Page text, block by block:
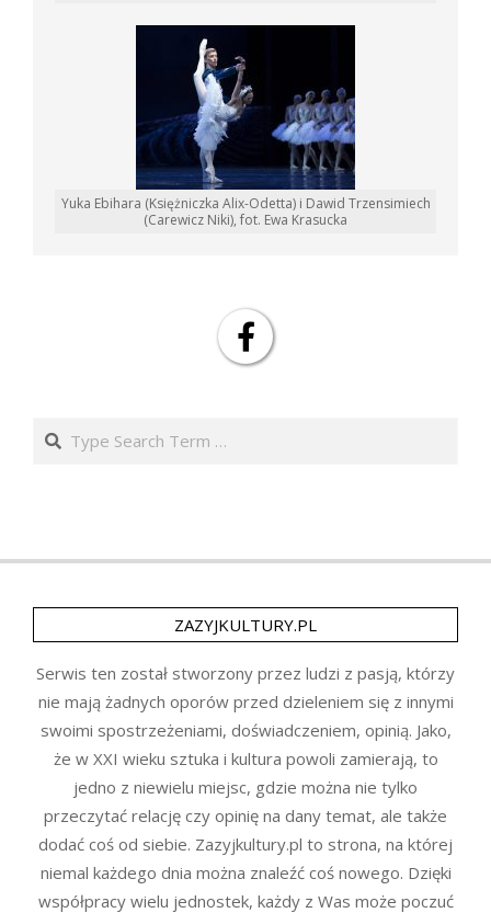
Yuka Ebihara (Księżniczka Alix-Odetta) i Dawid Trzensimiech
(Carewicz Niki), fot. Ewa Krasucka
Search
ZAZYJKULTURY.PL
Serwis ten został stworzony przez ludzi z pasją, którzy
nie mają żadnych oporów przed dzieleniem się z innymi
swoimi spostrzeżeniami, doświadczeniem, opinią. Jako,
że w XXI wieku sztuka i kultura powoli zamierają, to
jedno z niewielu miejsc, gdzie można nie tylko
przeczytać relację czy opinię na dany temat, ale także
dodać coś od siebie. Zazyjkultury.pl to strona, na której
niemal każdego dnia można znaleźć coś nowego. Dzięki
współpracy wielu jednostek, każdy z Was może poczuć